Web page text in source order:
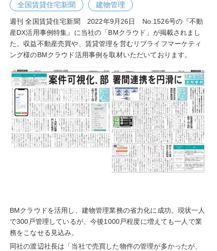
全国賃貸住宅新聞 建物管理
週刊 全国賃貸住宅新聞 2022年9月26日 No.1526号の『不動
産DX活用事例特集』に当社の「BMクラウド」が掲載されまし
た。収益不動産売買や、賃貸管理を営むリブライフマーケティ
ング様のBMクラウド活用事例を取材いただいております。
BMクラウドを活用し、建物管理業務の省力化に成功。現状一人
で300戸管理しているが、今後1000戸程度に増えても一人で業
務をこなせる見込み。
同社の渡辺社長は「当社で売買した物件の管理が多かったが、